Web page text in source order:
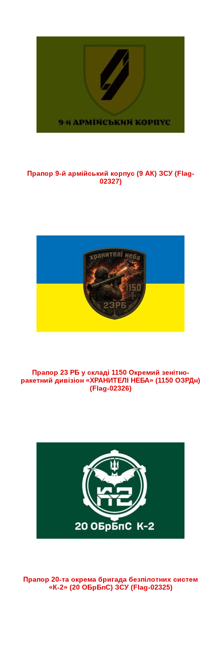
Прапор 9-й армійський корпус (9 АК) ЗСУ (Flag-
02327)
Прапор 23 РБ у складі 1150 Окремий зенітно-
ракетний дивізіон «ХРАНИТЕЛІ НЕБА» (1150 ОЗРДн)
(Flag-02326)
Прапор 20-та окрема бригада безпілотних систем
«К-2» (20 ОБрБпС) ЗСУ (Flag-02325)